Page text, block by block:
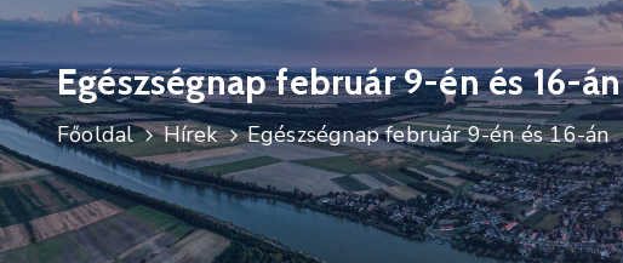
Egészségnap február 9-én és 16-án
Főoldal Hírek Egészségnap február 9-én és 16-án